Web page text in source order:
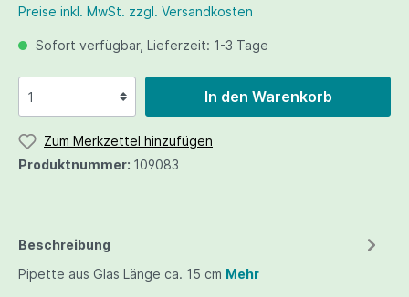
Preise inkl. MwSt. zzgl. Versandkosten
Sofort verfügbar, Lieferzeit: 1-3 Tage
In den Warenkorb
Zum Merkzettel hinzufügen
Produktnummer: 109083
Beschreibung
Pipette aus Glas Länge ca. 15 cm Mehr